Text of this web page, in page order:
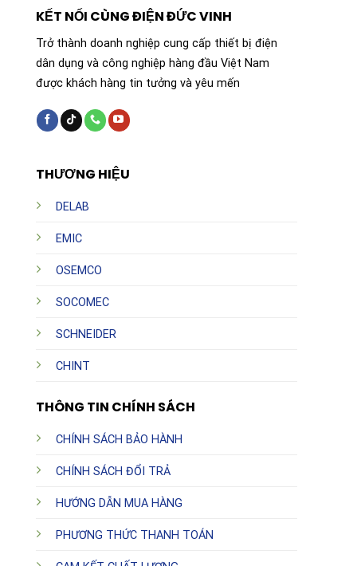
THƯƠNG HIỆU
DELAB
EMIC
OSEMCO
SOCOMEC
SCHNEIDER
CHINT
THÔNG TIN CHÍNH SÁCH
CHÍNH SÁCH BẢO HÀNH
CHÍNH SÁCH ĐỔI TRẢ
HƯỚNG DẪN MUA HÀNG
PHƯƠNG THỨC THANH TOÁN
KẾT NỐI CÙNG ĐIỆN ĐỨC VINH
Trở thành doanh nghiệp cung cấp thiết bị điện
dân dụng và công nghiệp hàng đầu Việt Nam
được khách hàng tin tưởng và yêu mến